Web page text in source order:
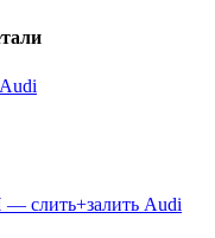
слить+залить Audi